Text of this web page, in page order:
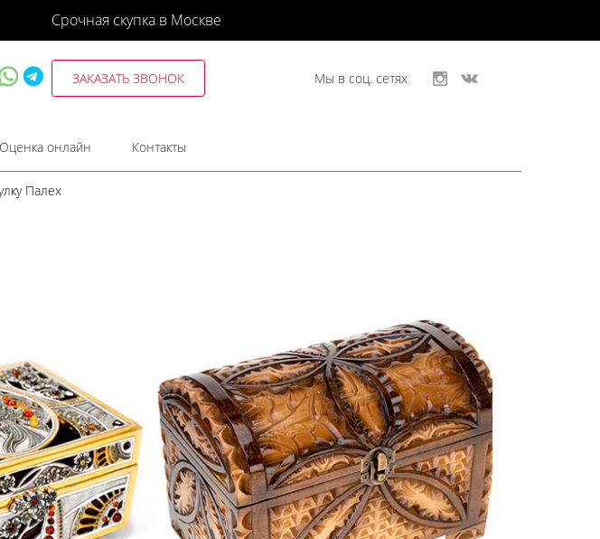
Срочная скупка в Москве
ЗАКАЗАТЬ ЗВОНОК Мы в соц. сетях
Оценка онлайн Контакты
Палех